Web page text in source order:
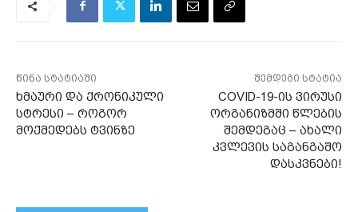
წინა სტატიაში
ხმაური და ქრონიკული
სტრესი – როგორ
მოქმედებს ტვინზე
შემდეგი სტატია
COVID-19-ის ვირუსი
ორგანიზმში წლების
შემდეგაც – ახალი
კვლევის საგანგაშო
დასკვნები!